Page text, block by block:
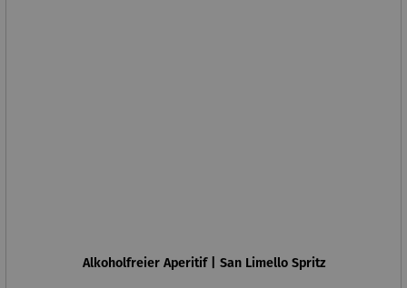
Alkoholfreier Aperitif | San Limello Spritz